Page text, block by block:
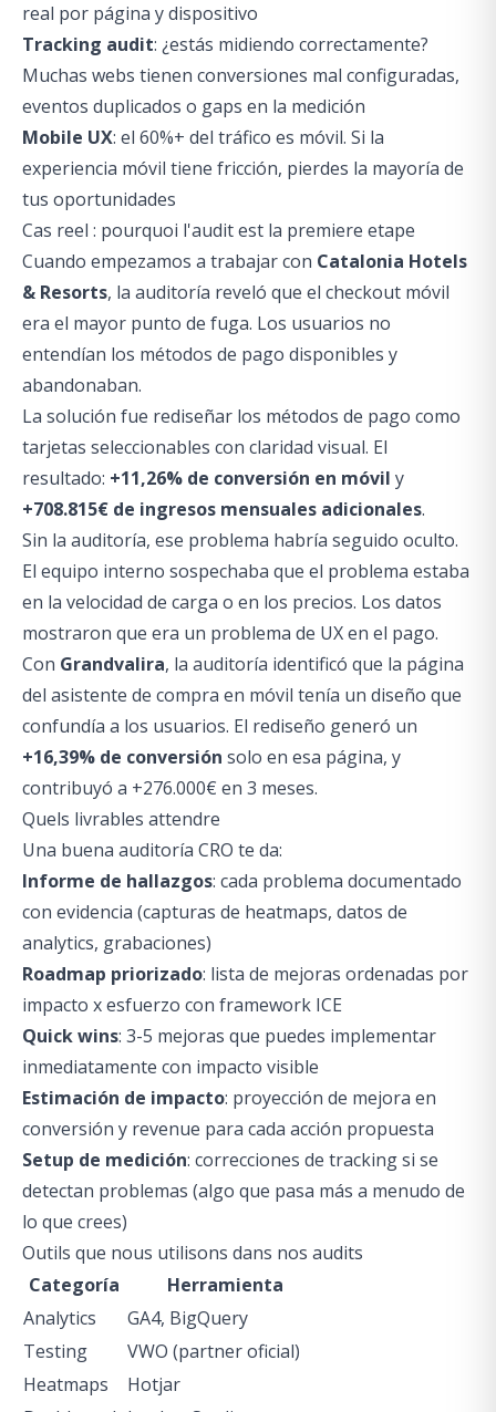
real por página y dispositivo
Tracking audit: ¿estás midiendo correctamente?
Muchas webs tienen conversiones mal configuradas,
eventos duplicados o gaps en la medición
Mobile UX: el 60%+ del tráfico es móvil. Si la
experiencia móvil tiene fricción, pierdes la mayoría de
tus oportunidades
Cas reel : pourquoi l'audit est la premiere etape
Cuando empezamos a trabajar con Catalonia Hotels
& Resorts, la auditoría reveló que el checkout móvil
era el mayor punto de fuga. Los usuarios no
entendían los métodos de pago disponibles y
abandonaban.
La solución fue rediseñar los métodos de pago como
tarjetas seleccionables con claridad visual. El
resultado: +11,26% de conversión en móvil y
+708.815€ de ingresos mensuales adicionales.
Sin la auditoría, ese problema habría seguido oculto.
El equipo interno sospechaba que el problema estaba
en la velocidad de carga o en los precios. Los datos
mostraron que era un problema de UX en el pago.
Con Grandvalira, la auditoría identificó que la página
del asistente de compra en móvil tenía un diseño que
confundía a los usuarios. El rediseño generó un
+16,39% de conversión solo en esa página, y
contribuyó a +276.000€ en 3 meses.
Quels livrables attendre
Una buena auditoría CRO te da:
Informe de hallazgos: cada problema documentado
con evidencia (capturas de heatmaps, datos de
analytics, grabaciones)
Roadmap priorizado: lista de mejoras ordenadas por
impacto x esfuerzo con framework ICE
Quick wins: 3-5 mejoras que puedes implementar
inmediatamente con impacto visible
Estimación de impacto: proyección de mejora en
conversión y revenue para cada acción propuesta
Setup de medición: correcciones de tracking si se
detectan problemas (algo que pasa más a menudo de
lo que crees)
Outils que nous utilisons dans nos audits
Categoría
Herramienta
Analytics
GA4, BigQuery
Testing
VWO (partner oficial)
Heatmaps
Hotjar